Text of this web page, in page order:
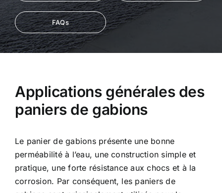
FAQs
Applications générales des
paniers de gabions
Le panier de gabions présente une bonne
perméabilité à l’eau, une construction simple et
pratique, une forte résistance aux chocs et à la
corrosion. Par conséquent, les paniers de